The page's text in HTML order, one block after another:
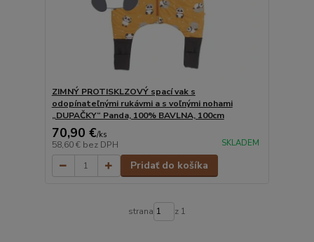
ZIMNÝ PROTISKLZOVÝ spací vak s
odopínateľnými rukávmi a s voľnými nohami
„DUPAČKY“ Panda, 100% BAVLNA, 100cm
70,90 €/ks
58,60 € bez DPH SKLADEM
Pridať do košíka
strana z 1